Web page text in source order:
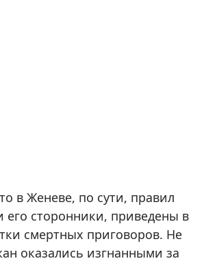
в Женеве, по сути, правил
его сторонники, приведены в
смертных приговоров. Не
оказались изгнанными за